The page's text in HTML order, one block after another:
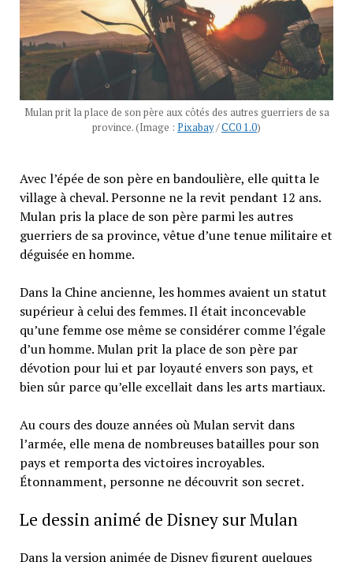
Mulan prit la place de son père aux côtés des autres guerriers de sa
province. (Image : Pixabay/CC0 1.0)
Avec l’épée de son père en bandoulière, elle quitta le
village à cheval. Personne ne la revit pendant 12 ans.
Mulan pris la place de son père parmi les autres
guerriers de sa province, vêtue d’une tenue militaire et
déguisée en homme.
Dans la Chine ancienne, les hommes avaient un statut
supérieur à celui des femmes. Il était inconcevable
qu’une femme ose même se considérer comme l’égale
d’un homme. Mulan prit la place de son père par
dévotion pour lui et par loyauté envers son pays, et
bien sûr parce qu’elle excellait dans les arts martiaux.
Au cours des douze années où Mulan servit dans
l’armée, elle mena de nombreuses batailles pour son
pays et remporta des victoires incroyables.
Étonnamment, personne ne découvrit son secret.
Le dessin animé de Disney sur Mulan
Dans la version animée de Disney figurent quelques